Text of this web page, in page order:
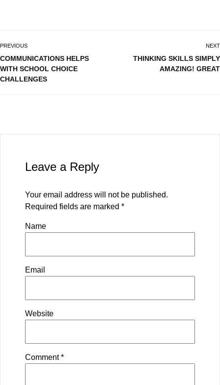
PREVIOUS
COMMUNICATIONS HELPS
WITH SCHOOL CHOICE
CHALLENGES
NEXT
THINKING SKILLS SIMPLY
AMAZING! GREAT
Leave a Reply
Your email address will not be published.
Required fields are marked *
Name
Email
Website
Comment*